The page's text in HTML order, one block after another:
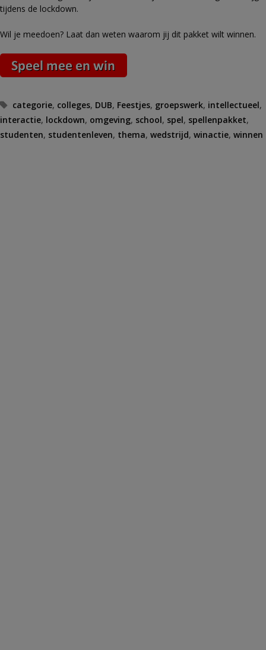
tijdens de lockdown.
Wil je meedoen? Laat dan weten waarom jij dit pakket wilt winnen.
Tags
categorie, colleges, DUB, Feestjes, groepswerk, intellectueel,
interactie, lockdown, omgeving, school, spel, spellenpakket,
studenten, studentenleven, thema, wedstrijd, winactie, winnen